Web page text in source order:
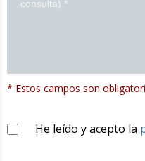
* Estos campos son
He leído y acepto la